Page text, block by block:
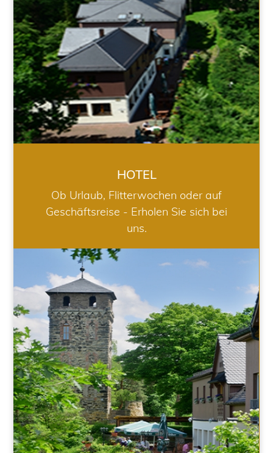
HOTEL
HOTEL
Ob Urlaub, Flitterwochen oder auf
Geschäftsreise - Erholen Sie sich bei
uns.
RESTAURANT